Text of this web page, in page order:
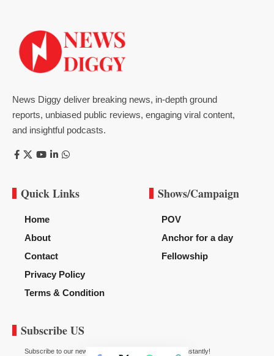
News Diggy deliver breaking news, in-depth ground
reports, unbiased public reviews, engaging viral content,
and insightful podcasts.
Quick Links
Home
About
Contact
Privacy Policy
Terms & Condition
Shows/Campaign
POV
Anchor for a day
Fellowship
Subscribe US
Subscribe to our newsletter to get our newest articles instantly!